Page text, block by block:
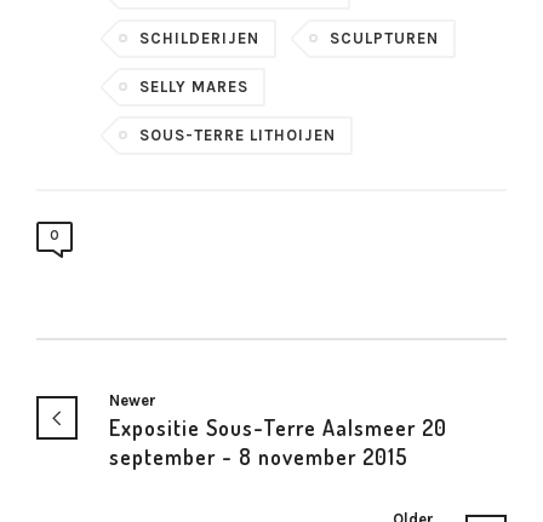
SCHILDERIJEN SCULPTUREN
SELLY MARES
SOUS-TERRE LITHOIJEN
0
Newer
Expositie Sous-Terre Aalsmeer 20
september - 8 november 2015